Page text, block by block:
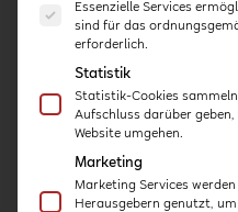
auskommt – dafür
und fachlicher Tiefe
Essenzielle Services
sind für das
erforderlich.
Statistik
Statistik-Cookies
Aufschluss darüber
Website umgehen.
Marketing
Marketing Services
Herausgebern genutzt,